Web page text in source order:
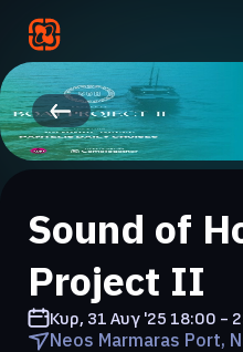
Sound of
Project ΙΙ
Κυρ, 31 Αυγ '25 18:00 -
Neos Marmaras Port,